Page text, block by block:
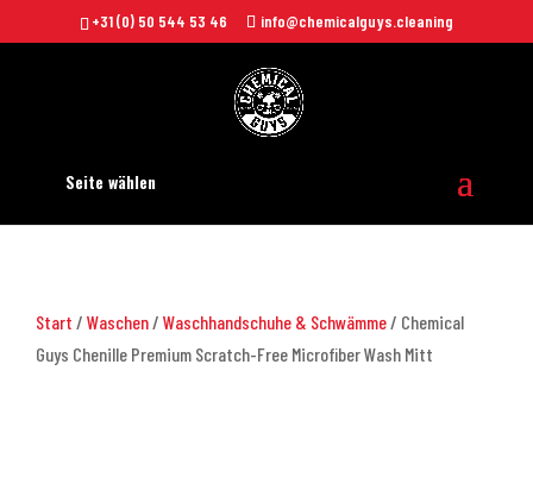
+31 (0) 50 544 53 46 info@chemicalguys.cleaning
Seite wählen
Start / Waschen/ Waschhandschuhe & Schwämme/ Chemical
Guys Chenille Premium Scratch-Free Microfiber Wash Mitt